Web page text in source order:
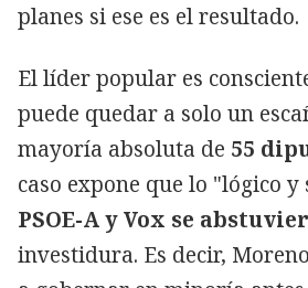
planes si ese es el resultado.
El líder popular es
puede quedar a solo un
mayoría absoluta de 55
caso expone que lo "lógico y
PSOE-A y Vox se
investidura. Es decir,